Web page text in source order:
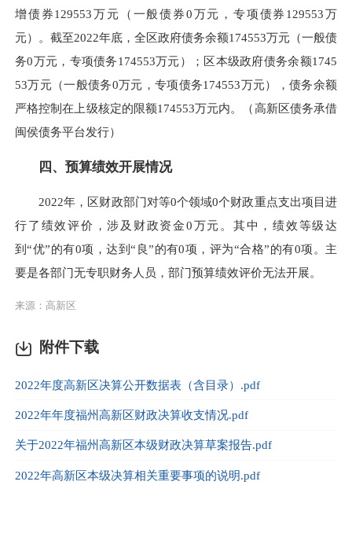
增债券129553万元（一般债券0万元，专项债券129553万
元）。截至2022年底，全区政府债务余额174553万元（一般债
务0万元，专项债务174553万元）；区本级政府债务余额1745
53万元（一般债务0万元，专项债务174553万元），债务余额
严格控制在上级核定的限额174553万元内。（高新区债务承借
闽侯债务平台发行）
四、预算绩效开展情况
2022年，区财政部门对等0个领域0个财政重点支出项目进
行了绩效评价，涉及财政资金0万元。其中，绩效等级达
到“优”的有0项，达到“良”的有0项，评为“合格”的有0项。主
要是各部门无专职财务人员，部门预算绩效评价无法开展。
来源：高新区
附件下载
2022年度高新区决算公开数据表（含目录）.pdf
2022年年度福州高新区财政决算收支情况.pdf
关于2022年福州高新区本级财政决算草案报告.pdf
2022年高新区本级决算相关重要事项的说明.pdf